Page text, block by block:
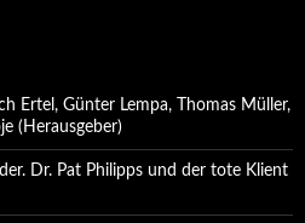
Ertel, Günter Lempa, Thomas Müller,
(Herausgeber)
Dr. Pat Philipps und der tote Klient